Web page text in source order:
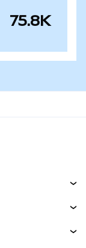
75.8K